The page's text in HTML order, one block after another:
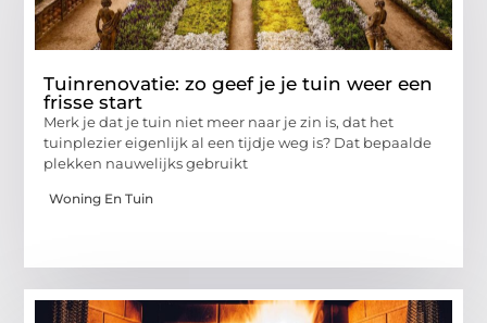
Tuinrenovatie: zo geef je je tuin weer een
frisse start
Merk je dat je tuin niet meer naar je zin is, dat het
tuinplezier eigenlijk al een tijdje weg is? Dat bepaalde
plekken nauwelijks gebruikt
Woning En Tuin